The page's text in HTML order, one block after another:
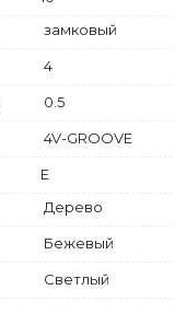
замковый
4
0.5
4V-GROOVE
E
Дерево
Бежевый
Светлый